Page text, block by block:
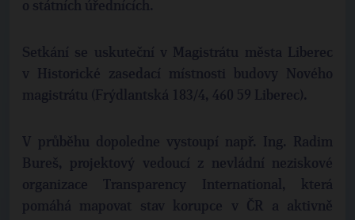
o státních úřednících.
Setkání se uskuteční v Magistrátu města Liberec
v Historické zasedací místnosti budovy Nového
magistrátu (Frýdlantská 183/4, 460 59 Liberec).
V průběhu dopoledne vystoupí např. Ing. Radim
Bureš, projektový vedoucí z nevládní neziskové
organizace Transparency International, která
pomáhá mapovat stav korupce v ČR a aktivně